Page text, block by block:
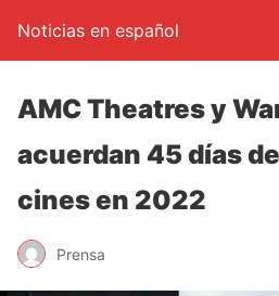
Noticias en español
AMC Theatres y
acuerdan 45 días
cines en 2022
Prensa